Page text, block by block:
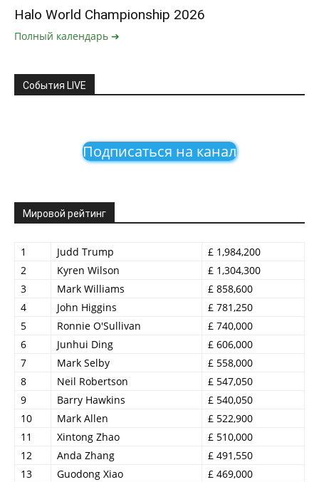
Halo World Championship 2026
Полный календарь ➔
События LIVE
Подписаться на канал
Мировой рейтинг
1 Judd Trump
£ 1,984,200
2
Kyren Wilson
£ 1,304,300
3
Mark Williams
£ 858,600
4
John Higgins
£ 781,250
5
Ronnie O'Sullivan
£ 740,000
6
Junhui Ding
£ 606,000
7
Mark Selby
£ 558,000
8
Neil Robertson
£ 547,050
9
Barry Hawkins
£ 540,050
10
Mark Allen
£ 522,900
11
Xintong Zhao
£ 510,000
12
Anda Zhang
£ 491,550
13
Guodong Xiao
£ 469,000